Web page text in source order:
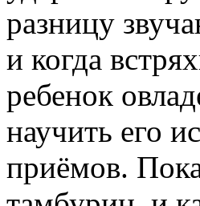
разницу
и когда
ребенок
научить его
приёмов.